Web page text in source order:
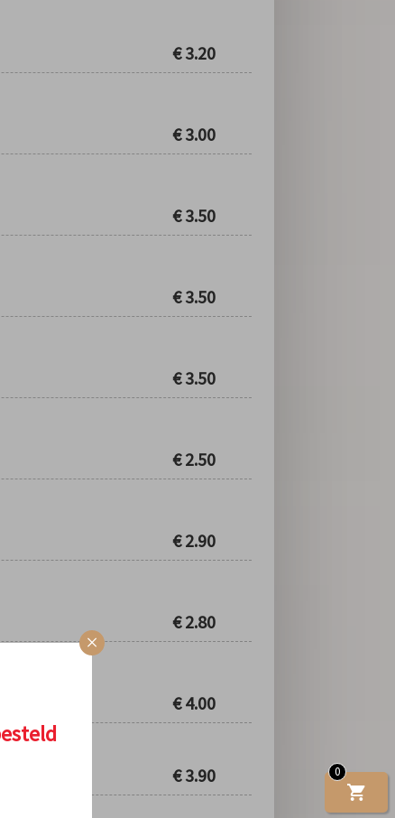
€3.20
€3.00
€3.50
€3.50
€3.50
€2.50
€2.90
€2.80
€4.00
€3.90 0
×